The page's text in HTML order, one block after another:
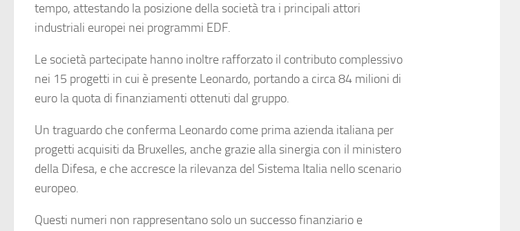
tempo, attestando la posizione della società tra i principali attori
industriali europei nei programmi EDF.
Le società partecipate hanno inoltre rafforzato il contributo complessivo
nei 15 progetti in cui è presente Leonardo, portando a circa 84 milioni di
euro la quota di finanziamenti ottenuti dal gruppo.
Un traguardo che conferma Leonardo come prima azienda italiana per
progetti acquisiti da Bruxelles, anche grazie alla sinergia con il ministero
della Difesa, e che accresce la rilevanza del Sistema Italia nello scenario
europeo.
Questi numeri non rappresentano solo un successo finanziario e